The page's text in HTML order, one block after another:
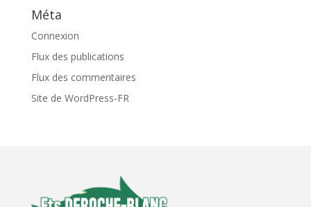
Méta
Connexion
Flux des publications
Flux des commentaires
Site de WordPress-FR